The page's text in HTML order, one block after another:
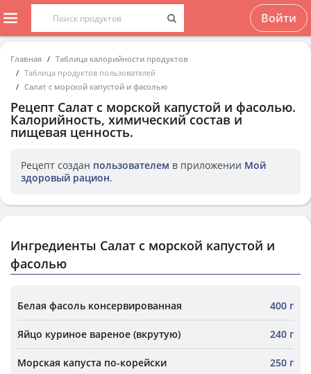
Войти
Главная
Таблица калорийности продуктов
Таблица продуктов пользователей
Салат с морской капустой и фасолью
Рецепт Салат с морской капустой и фасолью.
Калорийность, химический состав и
пищевая ценность.
Рецепт создан пользователем в приложении Мой
здоровый рацион.
Ингредиенты Салат с морской капустой и
фасолью
Белая фасоль консервированная 400 г
Яйцо куриное вареное (вкрутую) 240 г
Морская капуста по-корейски 250 г